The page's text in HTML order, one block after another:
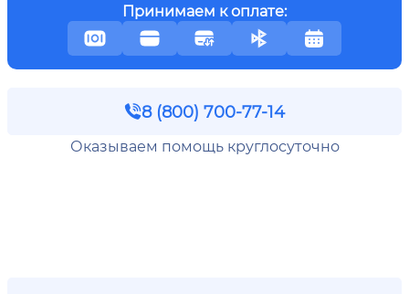
Принимаем к оплате:
8 (800) 700-77-14
Оказываем помощь круглосуточно